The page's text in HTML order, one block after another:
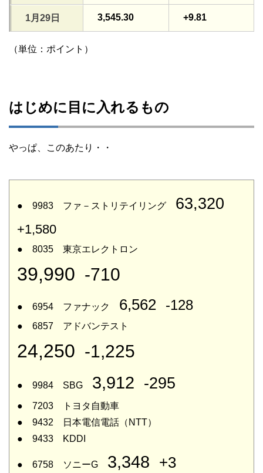
1月29日 3,545.30 +9.81
（単位：ポイント）
はじめに目に入れるもの
やっぱ、このあたり・・
● 9983 ファ－ストリテイリング 63,320
+1,580
● 8035 東京エレクトロン
39,990 -710
● 6954 ファナック 6,562 -128
● 6857 アドバンテスト
24,250 -1,225
● 9984 SBG 3,912 -295
● 7203 トヨタ自動車
● 9432 日本電信電話（NTT）
● 9433 KDDI
● 6758 ソニーG 3,348 +3